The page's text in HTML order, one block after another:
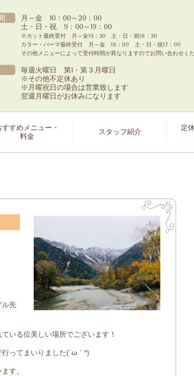
月～金 10：00～20：00
土・日・祝 9：00～19：00
※カット最終受付 月～金19：30 土・日・祝18：30
カラー・パーマ最終受付 月～金 18：00 土・日・祝17：
その他メニューによって受付時間が異なりますのでお問い合わせく
毎週火曜日 第1・第３月曜日
※その他不定休あり
※月曜祝日の場合は営業致します
翌週月曜日がお休みになります
すすめメニュー・
料金
スタッフ紹介
定
ル先
いる位美しい場所でございます！
ってまいりました(´ω｀*)
す。